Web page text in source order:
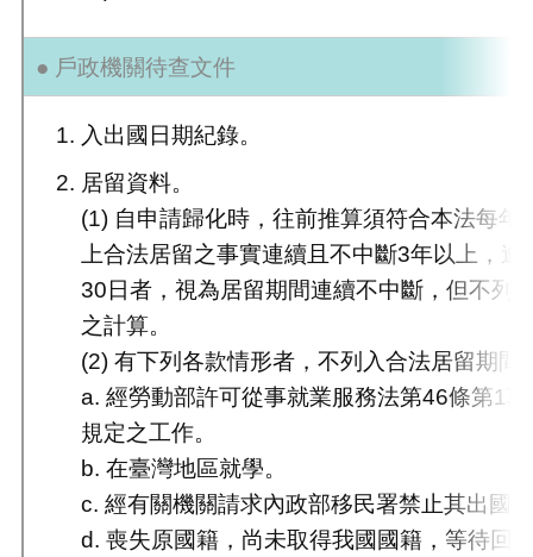
● 戶政機關待查文件
入出國日期紀錄。
居留資料。
(1) 自申請歸化時，往前推算須符合本法每年
上合法居留之事實連續且不中斷3年以上，
30日者，視為居留期間連續不中斷，但不列
之計算。
(2) 有下列各款情形者，不列入合法居留期間
a. 經勞動部許可從事就業服務法第46條第1
規定之工作。
b. 在臺灣地區就學。
c. 經有關機關請求內政部移民署禁止其出國
d. 喪失原國籍，尚未取得我國國籍，等待回